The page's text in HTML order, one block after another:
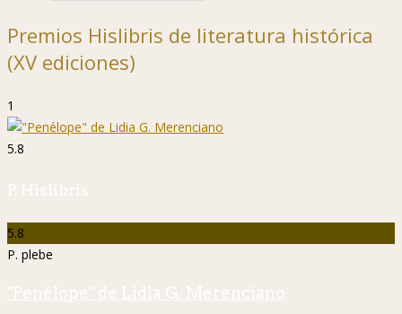
Premios Hislibris de literatura histórica
(XV ediciones)
1
5.8
P. Hislibris
5.8
P. plebe
"Penélope" de Lidia G. Merenciano